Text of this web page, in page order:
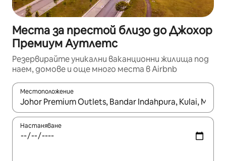
Места за престой близо до Джохор
Премиум Аутлетс
Резервирайте уникални ваканционни жилища под
наем, домове и още много места в Airbnb
Местоположение
Когато резултатите се покажат, използвайте
Настаняване